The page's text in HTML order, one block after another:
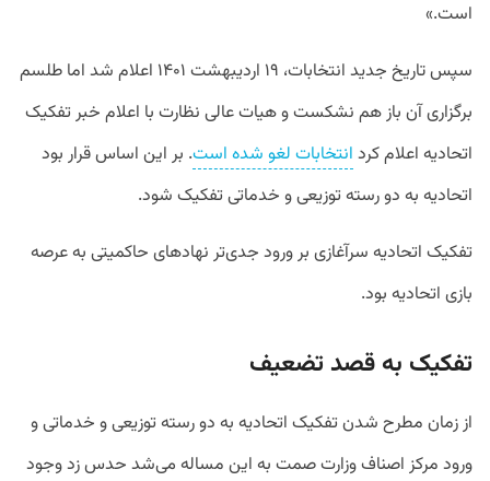
است.»
سپس تاریخ جدید انتخابات، ۱۹ اردیبهشت ۱۴۰۱ اعلام شد اما طلسم
برگزاری آن باز هم نشکست و هیات عالی نظارت با اعلام خبر تفکیک
اتحادیه اعلام کرد انتخابات لغو شده است. بر این اساس قرار بود
اتحادیه به دو رسته توزیعی و خدماتی تفکیک شود.
تفکیک اتحادیه سرآغازی بر ورود جدی‌تر نهادهای حاکمیتی به عرصه
بازی اتحادیه بود.
تفکیک به قصد تضعیف
از زمان مطرح شدن تفکیک اتحادیه به دو رسته توزیعی و خدماتی و
ورود مرکز اصناف وزارت صمت به این مساله می‌شد حدس زد وجود